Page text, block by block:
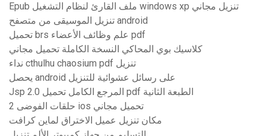
Epub ملف القارئ لنظام التشغيل windows xp تنزيل مجاني
تنزيل الموسيقى من متصفح android
تحميل brs علم وظائف الأعضاء pdf
كلاسيك بوي المحاكي النسخة الكاملة تحميل مجاني
نداء cthulhu chaosium pdf تنزيل
يحصل android على رسائل عشوائية للتنزيل
Jsp 2.0 المرجع الكامل تحميل pdf الطبعة الثانية
حلقات الفوضى 2 ios تحميل مجاني
مكان تنزيل عميل الاختراق لماين كرافت